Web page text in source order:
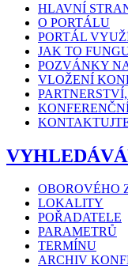
HLAVNÍ
O PORTÁLU
PORTÁL
JAK TO
POZVÁNKY
VLOŽENÍ
OBOROVÉHO
LOKALITY
POŘADATELE
PARAMETRŮ
TERMÍNU
ARCHIV